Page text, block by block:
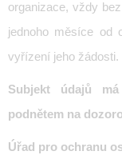
organizace, vždy
jednoho měsíce od
vyřízení jeho žádosti.
Subjekt údajů
podnětem na
Úřad pro ochranu